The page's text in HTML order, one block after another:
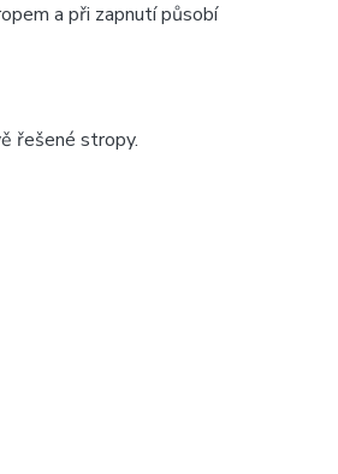
a při zapnutí působí
řešené stropy.